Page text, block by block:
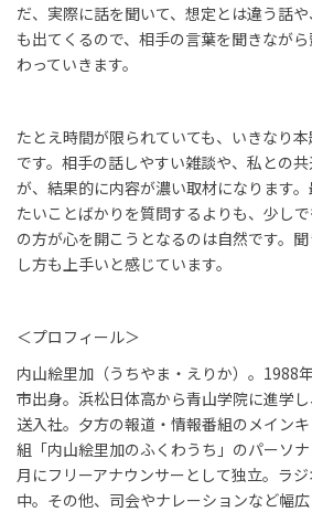
だ、実際に話を聞いて、想定とは違う話
も出てくるので、相手の言葉を聞きなが
わっていきます。
たとえ時間が限られていても、いきなり
です。相手の話しやすい雑談や、私との
が、結果的に内容が濃い取材になります
たいことばかりを質問するよりも、少し
の方が心を開こうとなるのは自然です。
し方も上手いと感じています。
＜プロフィール＞
内山絵里加（うちやま・えりか）。 1988
市出身。浜松日体高から青山学院に進学し
送入社。夕方の報道・情報番組のメイン
組「内山絵里加のふくわうち」のパーソナ
月にフリーアナウンサーとして独立。ラ
中。その他、司会やナレーションなど幅広